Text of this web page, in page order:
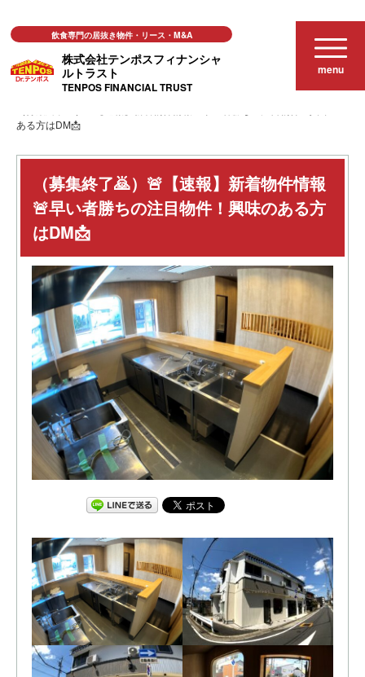
株式会社テンポスフィナンシャ
ルトラスト
TENPOS FINANCIAL TRUST
飲食専門の居抜き物件・リース・M&A
menu
居抜き店舗物件
ある方はDM📩
（募集終了🙇）🚨【速報】新着物件情報
🚨早い者勝ちの注目物件！興味のある方
はDM📩